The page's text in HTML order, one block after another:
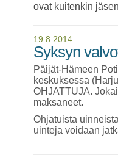
ovat kuitenkin
19.8.2014
Syksyn
Päijät-Hämeen
keskuksessa
OHJATTUJA.
maksaneet.
Ohjatuista
uinteja voidaan